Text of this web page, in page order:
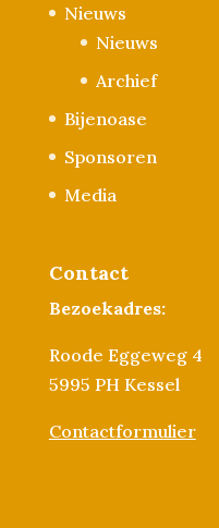
Nieuws
Nieuws
Archief
Bijenoase
Sponsoren
Media
Contact
Bezoekadres:
Roode Eggeweg 4
5995 PH Kessel
Contactformulier